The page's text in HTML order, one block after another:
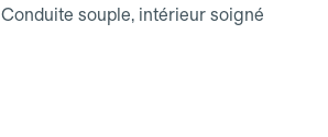
Conduite souple, intérieur soigné